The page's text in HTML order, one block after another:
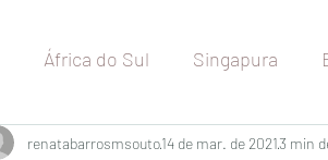
África do Sul Singapura
Malásia Vietnã Indonésia
renatabarrosmsouto14 de mar. de 20213 min